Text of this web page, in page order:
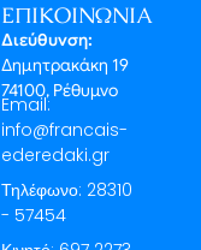
ΕΠΙΚΟΙΝΩΝΊΑ
Διεύθυνση:
Δημητρακάκη 19
74100, Ρέθυμνο
Email:
info@francais-
ederedaki.gr
Τηλέφωνο: 28310
- 57454